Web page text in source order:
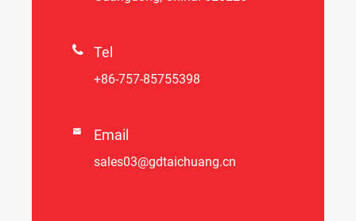
 Tel
+86-757-85755398
 Email
sales03@gdtaichuang.cn